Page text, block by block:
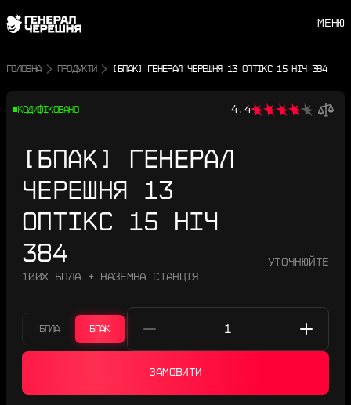
МЕНЮ
ГОЛОВНА ПРОДУКТИ [БПАК] ГЕНЕРАЛ ЧЕРЕШНЯ 13 ОПТІКС 15 НІЧ 384
КОДИФІКОВАНО 4.4
[БПАК] ГЕНЕРАЛ
ЧЕРЕШНЯ 13
ОПТІКС 15 НІЧ
384
Уточнюйте
100Х БПЛА + НАЗЕМНА СТАНЦІЯ
БПЛА БПАК
ЗАМОВИТИ